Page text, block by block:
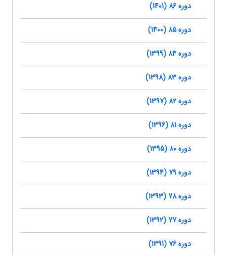
دوره 86 (1401)
دوره 85 (1400)
دوره 84 (1399)
دوره 83 (1398)
دوره 82 (1397)
دوره 81 (1396)
دوره 80 (1395)
دوره 79 (1394)
دوره 78 (1393)
دوره 77 (1392)
دوره 76 (1391)